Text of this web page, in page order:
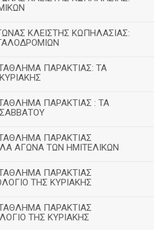
ΚΛΕΙΣΤΗΣ ΚΩΠΗΛΑΣΙΑΣ:
ΠΑΡΑΚΤΙΑΣ: ΤΑ
ΠΑΡΑΚΤΙΑΣ : ΤΑ
ΠΑΡΑΚΤΙΑΣ
ΑΓΩΝΑ ΤΩΝ ΗΜΙΤΕΛΙΚΩΝ
ΠΑΡΑΚΤΙΑΣ
ΤΗΣ ΚΥΡΙΑΚΗΣ
ΠΑΡΑΚΤΙΑΣ
ΤΗΣ ΚΥΡΙΑΚΗΣ